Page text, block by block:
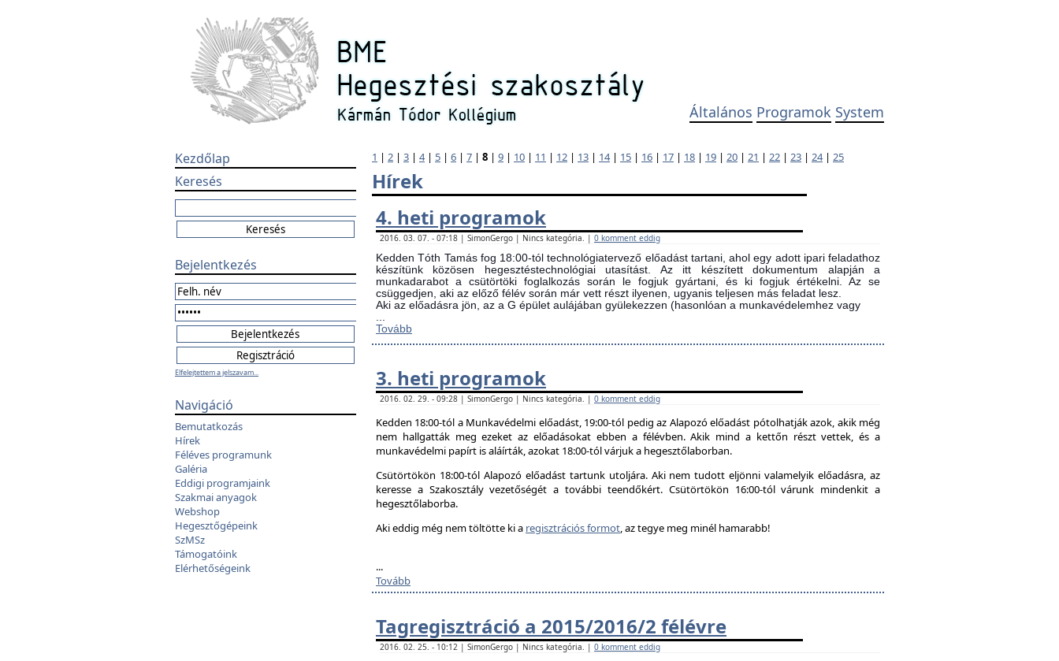
Általános Programok System
Kezdőlap
Keresés
Bejelentkezés
Elfelejtettem a jelszavam...
Navigáció
Bemutatkozás
Hírek
Féléves programunk
Galéria
Eddigi programjaink
Szakmai anyagok
Webshop
Hegesztőgépeink
SzMSz
Támogatóink
Elérhetőségeink
1 | 2 | 3 | 4| 5 | 6 | 7 | 8 | 9 | 10 | 11 | 12 | 13 | 14| 15 | 16 | 17 | 18 | 19 | 20 | 21 | 22 | 23 | 24| 25
Hírek
4. heti programok
2016. 03. 07. - 07:18 | SimonGergo | Nincs kategória. | 0 komment eddig
Kedden Tóth Tamás fog 18:00-tól technológiatervező előadást tartani, ahol egy adott ipari feladathoz
készítünk közösen hegesztéstechnológiai utasítást. Az itt készített dokumentum alapján a
munkadarabot a csütörtöki foglalkozás során le fogjuk gyártani, és ki fogjuk értékelni. Az se
csüggedjen, aki az előző félév során már vett részt ilyenen, ugyanis teljesen más feladat lesz.
Aki az előadásra jön, az a G épület aulájában gyülekezzen (hasonlóan a munkavédelemhez vagy
Tovább
3. heti programok
2016. 02. 29. - 09:28 | SimonGergo | Nincs kategória. | 0 komment eddig
Kedden 18:00-tól a Munkavédelmi előadást, 19:00-tól pedig az Alapozó előadást pótolhatják azok, akik még
nem hallgatták meg ezeket az előadásokat ebben a félévben. Akik mind a kettőn részt vettek, és a
munkavédelmi papírt is aláírták, azokat 18:00-tól várjuk a hegesztőlaborban.
Csütörtökön 18:00-tól Alapozó előadást tartunk utoljára. Aki nem tudott eljönni valamelyik előadásra, az
keresse a Szakosztály vezetőségét a további teendőkért. Csütörtökön 16:00-tól várunk mindenkit a
hegesztőlaborba.
Aki eddig még nem töltötte ki a regisztrációs formot, az tegye meg minél hamarabb!
...
Tovább
Tagregisztráció a 2015/2016/2 félévre
2016. 02. 25. - 10:12 | SimonGergo | Nincs kategória. | 0 komment eddig